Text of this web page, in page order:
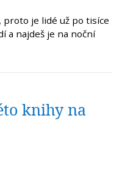
je lidé už po tisíce
a najdeš je na noční
knihy na